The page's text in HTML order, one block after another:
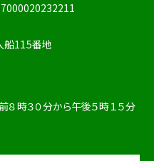
船115番地
時３０分から午後５時１５分